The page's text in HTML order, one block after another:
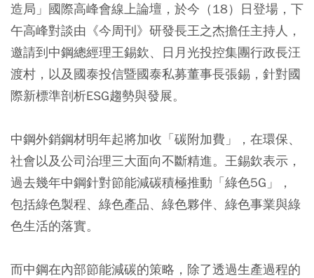
造局」國際高峰會線上論壇，於今（18）日登場，下
午高峰對談由《今周刊》研發長王之杰擔任主持人，
邀請到中鋼總經理王錫欽、日月光投控集團行政長汪
渡村，以及國泰投信暨國泰私募董事長張錫，針對國
際新標準剖析ESG趨勢與發展。
中鋼外銷鋼材明年起將加收「碳附加費」，在環保、
社會以及公司治理三大面向不斷精進。王錫欽表示，
過去幾年中鋼針對節能減碳積極推動「綠色5G」，
包括綠色製程、綠色產品、綠色夥伴、綠色事業與綠
色生活的落實。
而中鋼在內部節能減碳的策略，除了透過生產過程的